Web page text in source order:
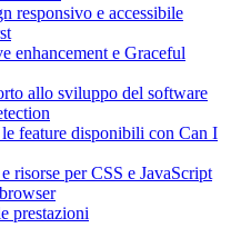
responsivo e accessibile
enhancement e Graceful
allo sviluppo del software
feature disponibili con Can I
risorse per CSS e JavaScript
prestazioni